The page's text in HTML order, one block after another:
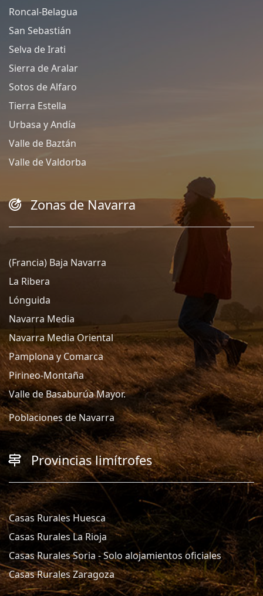
Roncal-Belagua
San Sebastián
Selva de Irati
Sierra de Aralar
Sotos de Alfaro
Tierra Estella
Urbasa y Andía
Valle de Baztán
Valle de Valdorba
Zonas de Navarra
(Francia) Baja Navarra
La Ribera
Lónguida
Navarra Media
Navarra Media Oriental
Pamplona y Comarca
Pirineo-Montaña
Valle de Basaburúa Mayor.
Poblaciones de Navarra
Provincias limítrofes
Casas Rurales Huesca
Casas Rurales La Rioja
Casas Rurales Soria - Solo alojamientos oficiales
Casas Rurales Zaragoza